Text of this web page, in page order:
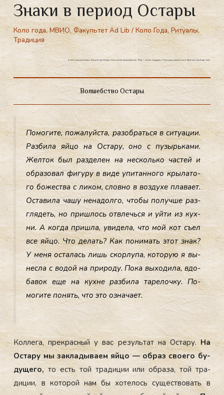
Знаки в период Остары
Коло года,МВИО,Факультет Ad Lib/Коло Года,Ритуалы,
Традиция
Знаки в период Остары. Волшебство Остары. Мистическое представление. Яйцо — образ будущего. Реализация задуманного. Желания. Свобода. Хаос.
Волшебство Остары
По­моги­те, по­жалуй­ста, ра­зоб­рать­ся в си­ту­ации.
Раз­би­ла яй­цо на Ос­та­ру, оно с пу­зырь­ка­ми.
Жел­ток был раз­де­лен на нес­коль­ко час­тей и
об­ра­зовал фи­гуру в ви­де упи­тан­но­го кры­лато­
го бо­жес­тва с ли­ком, слов­но в воз­ду­хе пла­ва­ет.
Ос­та­вила ча­шу не­надол­го, что­бы по­луч­ше раз­
гля­деть, но приш­лось от­влечь­ся и уй­ти из кух­
ни. А ког­да приш­ла, уви­дела, что мой кот съ­ел
все яй­цо. Что де­лать? Как по­нимать этот знак?
У ме­ня ос­та­лась лишь скор­лу­па, ко­торую я вы­
нес­ла с во­дой на при­роду. По­ка вы­ходи­ла, вдо­
бавок еще на кух­не раз­би­ла та­релоч­ку. По­
моги­те по­нять, что это оз­на­ча­ет.
Кол­ле­га, прек­расный у вас ре­зуль­тат на Ос­та­ру.На
Ос­та­ру мы зак­ла­дыва­ем яй­цо — об­раз сво­его бу­
дуще­го,то есть той тра­диции или об­ра­за, той тра­
диции, в ко­торой нам бы хо­телось су­щес­тво­вать в